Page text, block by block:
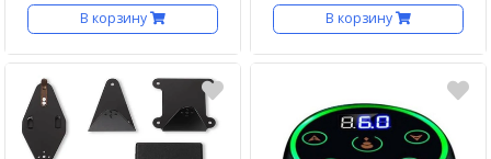
В корзину В корзину